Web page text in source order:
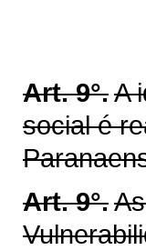
Art. 9°.A
social é
Art. 9°.